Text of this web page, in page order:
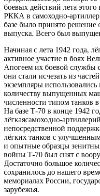
боевых действий лета
РККА в самоходно-
базе было принято решение
выпуска. Всего был
Начиная с лета 1942 года,
активное участие в боях
Апогеем их боевой службы
они стали исчезать из
экземпляры
количеству выпущенных
численности типом танков
На базе Т-70 в конце 1942
лёгкаясамоходно-
непосредственной
лёгких танков с
и опытные образцы
войны Т-70 был снят с
Достаточно большое
сохранилось до нашего
мемориалах России,
зарубежья.